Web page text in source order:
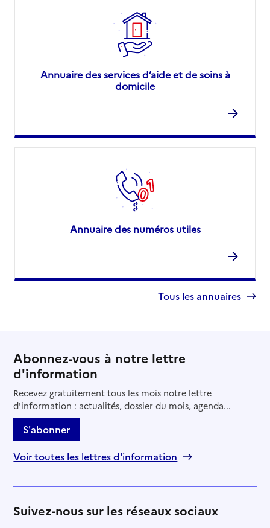
Annuaire des services d’aide et de soins à
domicile
Annuaire des numéros utiles
Tous les annuaires
Abonnez-vous à notre lettre
d'information
Recevez gratuitement tous les mois notre lettre
d'information : actualités, dossier du mois, agenda...
S'abonner
Voir toutes les lettres d'information
Suivez-nous sur les réseaux sociaux